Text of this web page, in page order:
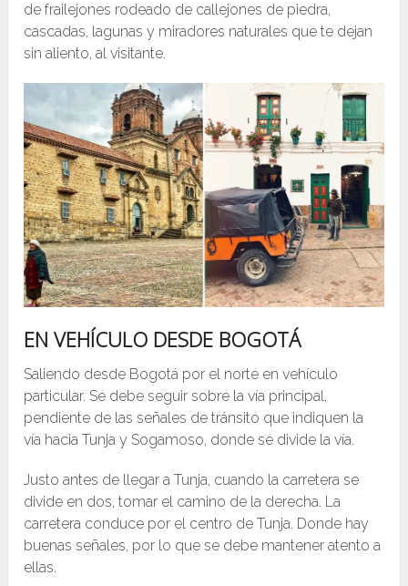
de frailejones rodeado de callejones de piedra,
cascadas, lagunas y miradores naturales que te dejan
sin aliento, al visitante.
EN VEHÍCULO DESDE BOGOTÁ
Saliendo desde Bogotá por el norte en vehículo
particular. Se debe seguir sobre la vía principal,
pendiente de las señales de tránsito que indiquen la
vía hacia Tunja y Sogamoso, donde se divide la vía.
Justo antes de llegar a Tunja, cuando la carretera se
divide en dos, tomar el camino de la derecha. La
carretera conduce por el centro de Tunja. Donde hay
buenas señales, por lo que se debe mantener atento a
ellas.